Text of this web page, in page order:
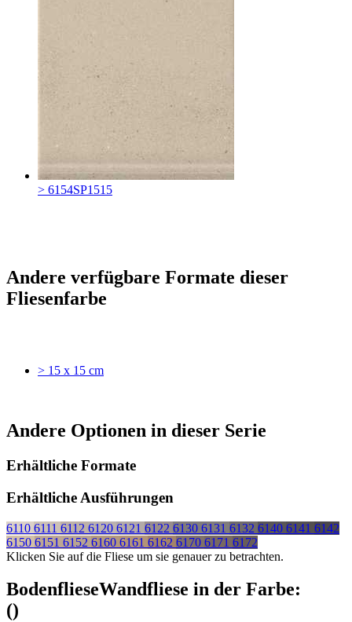
> 6154SP1515
Andere verfügbare Formate dieser
Fliesenfarbe
> 15 x 15 cm
Andere Optionen in dieser Serie
Erhältliche Formate
Erhältliche Ausführungen
6110 6111 6112 6120 6121 6122 6130 6131 6132 6140 6141 6142
6150 6151 6152 6160 6161 6162 6170 6171 6172
Klicken Sie auf die Fliese um sie genauer zu betrachten.
BodenflieseWandfliese in der Farbe:
()